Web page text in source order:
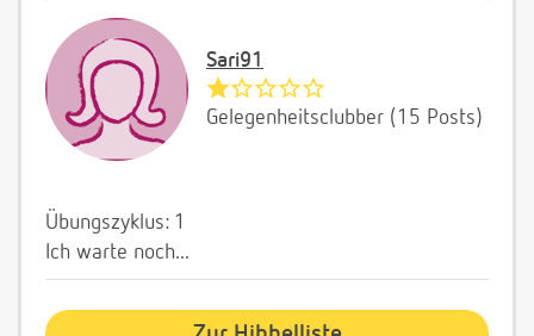
Sari91
Gelegenheitsclubber (15 Posts)
Übungszyklus: 1
Ich warte noch...